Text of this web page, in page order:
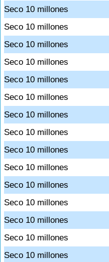
Seco 10 millones
Seco 10 millones
Seco 10 millones
Seco 10 millones
Seco 10 millones
Seco 10 millones
Seco 10 millones
Seco 10 millones
Seco 10 millones
Seco 10 millones
Seco 10 millones
Seco 10 millones
Seco 10 millones
Seco 10 millones
Seco 10 millones